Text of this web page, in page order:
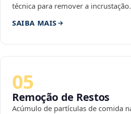
técnica para remover a incrustação.
SAIBA MAIS
05
Remoção de Restos
Acúmulo de partículas de comida